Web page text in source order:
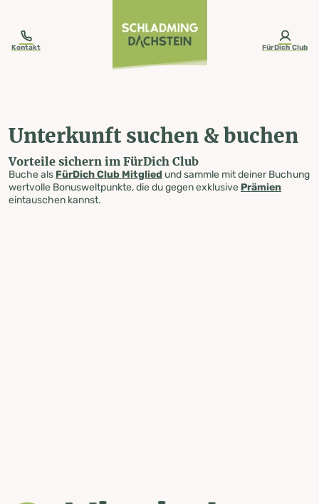
Kontakt FürDich Club
Unterkunft suchen & buchen
Vorteile sichern im FürDich Club
Buche als FürDich Club Mitglied und sammle mit deiner Buchung
wertvolle Bonusweltpunkte, die du gegen exklusive Prämien
eintauschen kannst.